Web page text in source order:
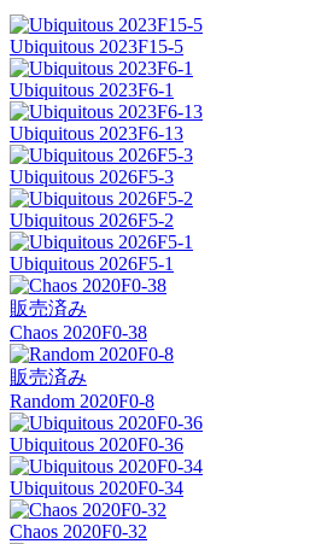
Ubiquitous 2023F15-5
Ubiquitous 2023F6-1
Ubiquitous 2023F6-13
Ubiquitous 2026F5-3
Ubiquitous 2026F5-2
Ubiquitous 2026F5-1
販売済み
Chaos 2020F0-38
販売済み
Random 2020F0-8
Ubiquitous 2020F0-36
Ubiquitous 2020F0-34
Chaos 2020F0-32